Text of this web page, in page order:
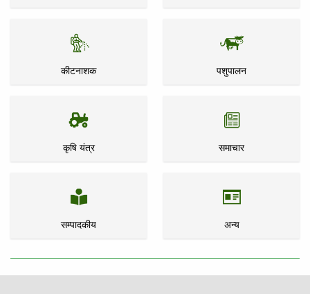
कीटनाशक पशुपालन
कृषि यंत्र समाचार
सम्पादकीय अन्य